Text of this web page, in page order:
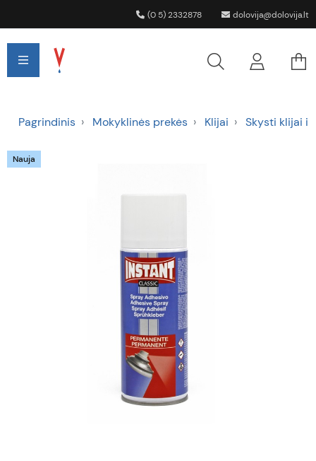
(0 5) 2332878 dolovija@dolovija.lt
Pagrindinis Mokyklinės prekės Klijai Skysti klijai
Nauja